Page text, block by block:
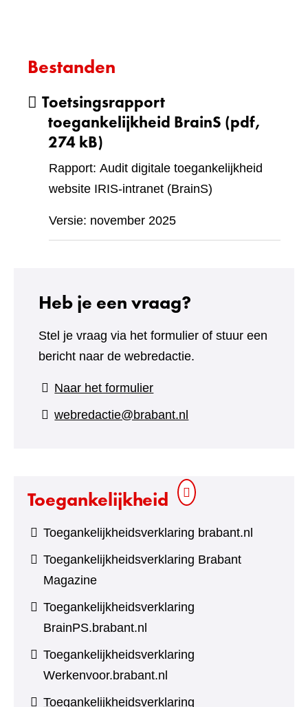
Bestanden
Toetsingsrapport
toegankelijkheid BrainS (pdf,
274 kB)
Rapport: Audit digitale toegankelijkheid
website IRIS-intranet (BrainS)
Versie: november 2025
Heb je een vraag?
Stel je vraag via het formulier of stuur een
bericht naar de webredactie.
Naar het formulier(verwijst
naar
webredactie@brabant.nl
Toegankelijkheid
Toegankelijkheidsverklaring brabant.nl
Toegankelijkheidsverklaring Brabant
Magazine
Toegankelijkheidsverklaring
BrainPS.brabant.nl
Toegankelijkheidsverklaring
Werkenvoor.brabant.nl
Toegankelijkheidsverklaring